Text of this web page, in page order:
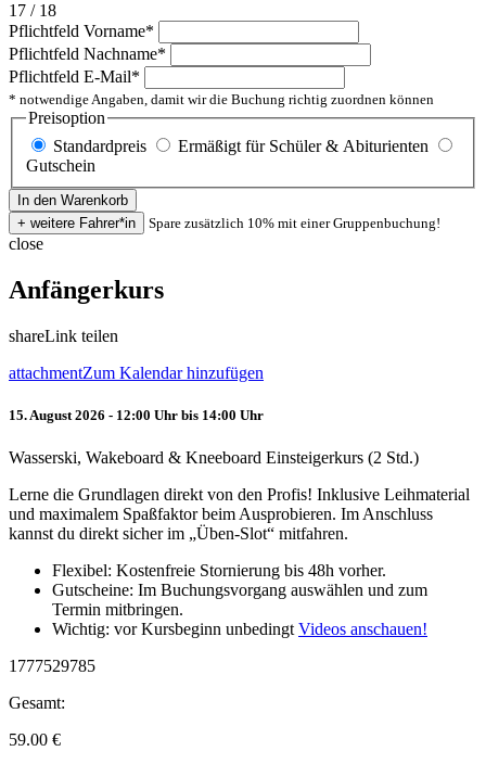
17 / 18
Pflichtfeld Vorname*
Pflichtfeld Nachname*
Pflichtfeld E-Mail*
* notwendige Angaben, damit wir die Buchung richtig zuordnen können
Preisoption
Standardpreis
Ermäßigt für Schüler & Abiturienten
Gutschein
Spare zusätzlich 10% mit einer Gruppenbuchung!
close
Anfängerkurs
shareLink teilen
attachmentZum Kalendar hinzufügen
15. August 2026 - 12:00 Uhr bis 14:00 Uhr
Wasserski, Wakeboard & Kneeboard Einsteigerkurs (2 Std.)
Lerne die Grundlagen direkt von den Profis! Inklusive Leihmaterial
und maximalem Spaßfaktor beim Ausprobieren. Im Anschluss
kannst du direkt sicher im „Üben-Slot“ mitfahren.
Flexibel: Kostenfreie Stornierung bis 48h vorher.
Gutscheine: Im Buchungsvorgang auswählen und zum
Termin mitbringen.
Wichtig: vor Kursbeginn unbedingt Videos anschauen!
1777529785
Gesamt:
59.00 €